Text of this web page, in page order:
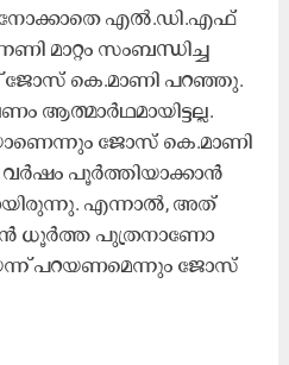
നോക്കാതെ എൽ.ഡി.എഫ്
മാറ്റം സംബന്ധിച്ച
ജോസ് കെ.മാണി പറഞ്ഞു.
ആത്മാർഥമായിട്ടല്ല.
ജോസ് കെ.മാണി
പൂർത്തിയാക്കാൻ
എന്നാൽ, അത്
ധൂർത്ത പുത്രനാണോ
പറയണമെന്നും ജോസ്